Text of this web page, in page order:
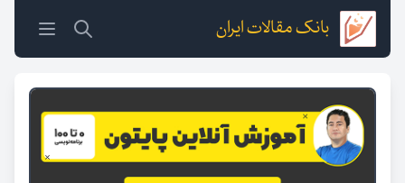
بانک مقالات ایران